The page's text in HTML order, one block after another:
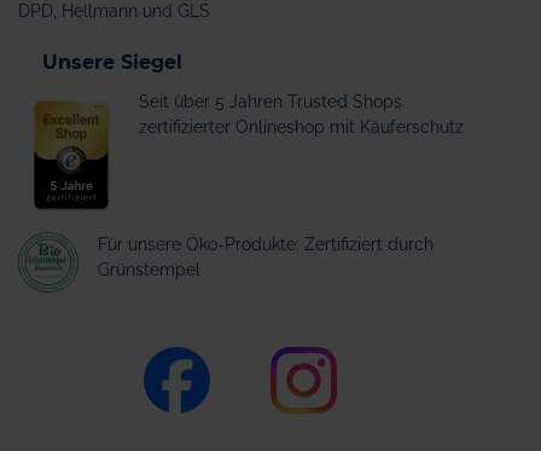
DPD, Hellmann und GLS
Unsere Siegel
Seit über 5 Jahren Trusted Shops
zertifizierter Onlineshop mit Käuferschutz
Für unsere Öko-Produkte: Zertifiziert durch
Grünstempel